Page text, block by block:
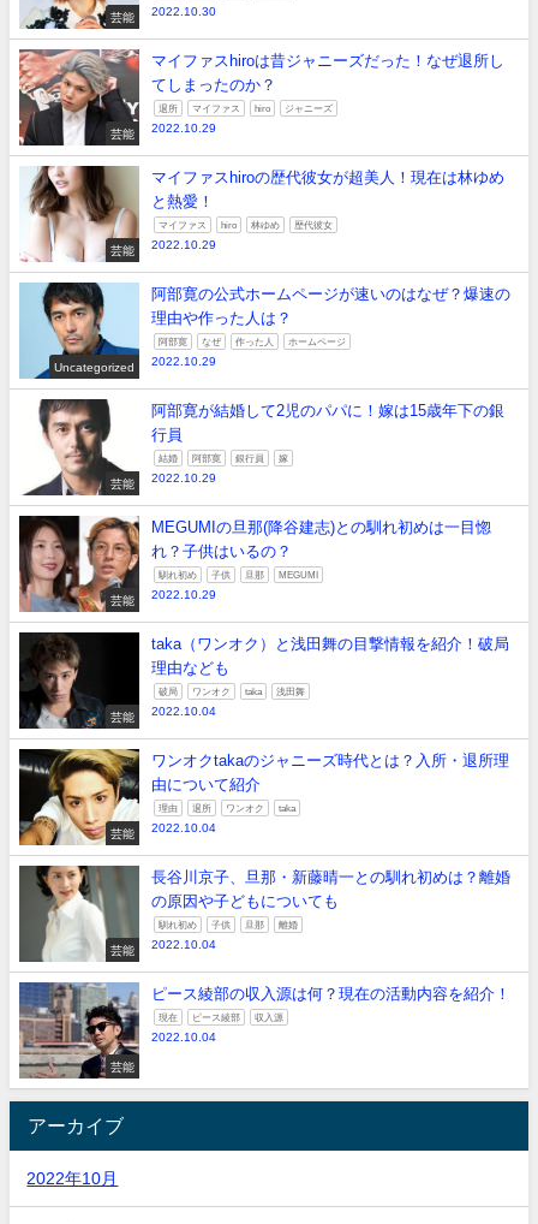
芸能 2022.10.30
芸能
マイファスhiroは昔ジャニーズだった！なぜ退所し
てしまったのか？
退所 マイファス hiro ジャニーズ
2022.10.29
芸能
マイファスhiroの歴代彼女が超美人！現在は林ゆめ
と熱愛！
マイファス hiro 林ゆめ 歴代彼女
2022.10.29
Uncategorized
阿部寛の公式ホームページが速いのはなぜ？爆速の
理由や作った人は？
阿部寛 なぜ 作った人 ホームページ
2022.10.29
芸能
阿部寛が結婚して2児のパパに！嫁は15歳年下の銀
行員
結婚 阿部寛 銀行員 嫁
2022.10.29
芸能
MEGUMIの旦那(降谷建志)との馴れ初めは一目惚
れ？子供はいるの？
馴れ初め 子供 旦那 MEGUMI
2022.10.29
芸能
taka（ワンオク）と浅田舞の目撃情報を紹介！破局
理由なども
破局 ワンオク taka 浅田舞
2022.10.04
芸能
ワンオクtakaのジャニーズ時代とは？入所・退所理
由について紹介
理由 退所 ワンオク taka
2022.10.04
芸能
長谷川京子、旦那・新藤晴一との馴れ初めは？離婚
の原因や子どもについても
馴れ初め 子供 旦那 離婚
2022.10.04
芸能
ピース綾部の収入源は何？現在の活動内容を紹介！
現在 ピース綾部 収入源
2022.10.04
アーカイブ
2022年10月